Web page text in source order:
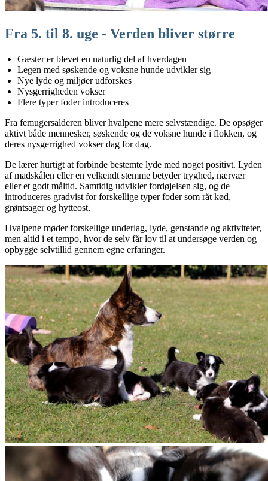
Fra 5. til 8. uge - Verden bliver større
Gæster er blevet en naturlig del af hverdagen
Legen med søskende og voksne hunde udvikler sig
Nye lyde og miljøer udforskes
Nysgerrigheden vokser
Flere typer foder introduceres
Fra femugersalderen bliver hvalpene mere selvstændige. De opsøger
aktivt både mennesker, søskende og de voksne hunde i flokken, og
deres nysgerrighed vokser dag for dag.
De lærer hurtigt at forbinde bestemte lyde med noget positivt. Lyden
af madskålen eller en velkendt stemme betyder tryghed, nærvær
eller et godt måltid. Samtidig udvikler fordøjelsen sig, og de
introduceres gradvist for forskellige typer foder som råt kød,
grøntsager og hytteost.
Hvalpene møder forskellige underlag, lyde, genstande og aktiviteter,
men altid i et tempo, hvor de selv får lov til at undersøge verden og
opbygge selvtillid gennem egne erfaringer.